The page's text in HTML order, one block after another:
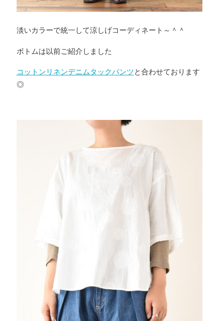
淡いカラーで統一して涼しげコーディネート～＾＾
ボトムは以前ご紹介しました
コットンリネンデニムタックパンツと合わせております
◎